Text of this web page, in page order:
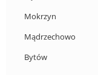
Mokrzyn
Mądrzechowo
Bytów